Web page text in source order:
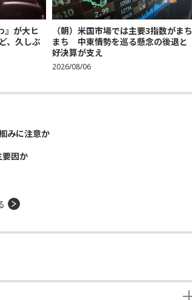
』が大ヒ
、久しぶ
（朝）米国市場では主要3指数がまち
まち 中東情勢を巡る懸念の後退と
好決算が支え
2026/08/06
みに注意か
要因か